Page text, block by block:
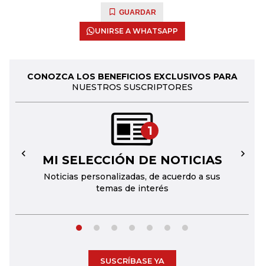
GUARDAR
UNIRSE A WHATSAPP
CONOZCA LOS BENEFICIOS EXCLUSIVOS PARA
NUESTROS SUSCRIPTORES
1
MI SELECCIÓN DE NOTICIAS
Noticias personalizadas, de acuerdo a sus
temas de interés
← →
SUSCRÍBASE YA